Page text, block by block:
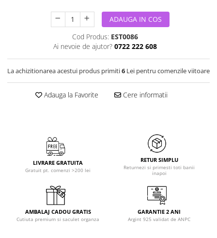
ADAUGA IN COS
Cod Produs: EST0086
Ai nevoie de ajutor? 0722 222 608
La achizitionarea acestui produs primiti6 Lei pentru comenzile viitoare
Adauga la Favorite Cere informatii
LIVRARE GRATUITA
Gratuit pt. comenzi >200 lei
RETUR SIMPLU
Returnezi si primesti toti banii
inapoi
AMBALAJ CADOU GRATIS
Cutiuta premium si saculet organza
GARANTIE 2 ANI
Argint 925 validat de ANPC